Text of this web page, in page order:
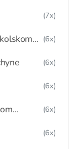
(7x)
(6x)
(6x)
(6x)
(6x)
(6x)